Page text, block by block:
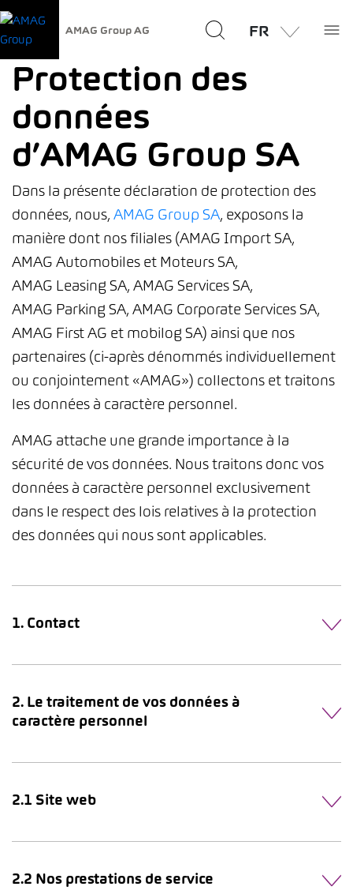
AMAG Group AG FR
Protection des
données
d’AMAG Group SA
Dans la présente déclaration de protection des
données, nous, AMAG Group SA, exposons la
manière dont nos filiales (AMAG Import SA,
AMAG Automobiles et Moteurs SA,
AMAG Leasing SA, AMAG Services SA,
AMAG Parking SA, AMAG Corporate Services SA,
AMAG First AG et mobilog SA) ainsi que nos
partenaires (ci-après dénommés individuellement
ou conjointement «AMAG») collectons et traitons
les données à caractère personnel.
AMAG attache une grande importance à la
sécurité de vos données. Nous traitons donc vos
données à caractère personnel exclusivement
dans le respect des lois relatives à la protection
des données qui nous sont applicables.
1. Contact
2. Le traitement de vos données à
caractère personnel
2.1 Site web
2.2 Nos prestations de service